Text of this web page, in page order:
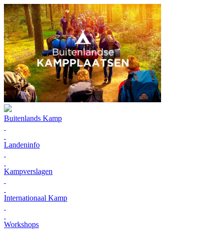
Buitenlands Kamp
Landeninfo
Kampverslagen
Internationaal Kamp
Workshops